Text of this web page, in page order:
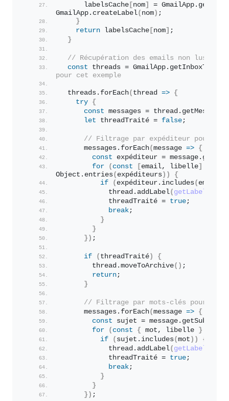
      labelsCache
[ nom] = GmailApp.
GmailApp. createLabel( nom ) ;
}
return labelsCache [ nom] ;
}
// Récupération des emails non lus
const threads = GmailApp.
pour cet exemple
  threads.
forEach( thread => {
try {
const messages = thread. getMessages
let threadTraité = false;
// Filtrage par expéditeur pour
      messages.
forEach(message => {
const expéditeur = message.
for
( const [ email, libelle]
Object. entries( expéditeurs ) )
{
if
( expéditeur. includes( email
            thread.
addLabel( getLabel
            threadTraité =
true;
break;
}
}
} ) ;
if ( threadTraité )
{
        thread.
moveToArchive( ) ;
return;
}
// Filtrage par mots-clés pour
      messages.
forEach(message => {
const sujet = message. getSubject
for
( const { mot, libelle }
if
( sujet. includes(mot ) )
{
            thread.
addLabel( getLabel
            threadTraité =
true;
break;
}
}
} ) ;